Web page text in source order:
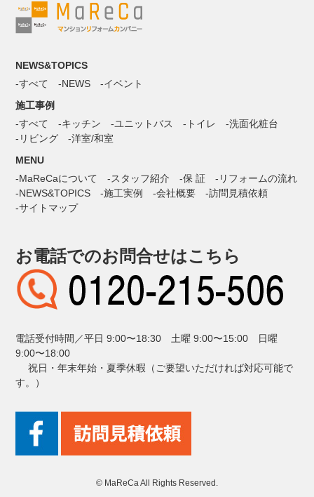
NEWS&TOPICS
すべて
NEWS
イベント
施工事例
すべて
キッチン ユニットバス トイレ
洗面化粧台
リビング
洋室/和室
MENU
MaReCaについて
スタッフ紹介 保 証
リフォームの流れ
NEWS&TOPICS
施工実例 会社概要
訪問見積依頼
サイトマップ
お電話でのお問合せはこちら
電話受付時間／平日 9:00〜18:30 土曜 9:00〜15:00 日曜
9:00〜18:00
祝日・年末年始・夏季休暇（ご要望いただければ対応可能で
す。）
© MaReCa All Rights Reserved.